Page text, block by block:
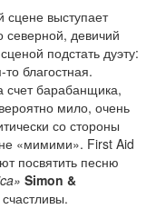
сцене выступает
девичий
подстать дуэту:
благостная.
счет барабанщика,
мило, очень
со стороны
«мимими». First Aid
посвятить песню
Simon &